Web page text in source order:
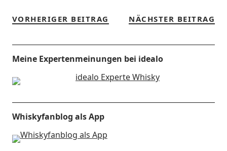
VORHERIGER BEITRAG NÄCHSTER BEITRAG
Meine Expertenmeinungen bei idealo
Whiskyfanblog als App